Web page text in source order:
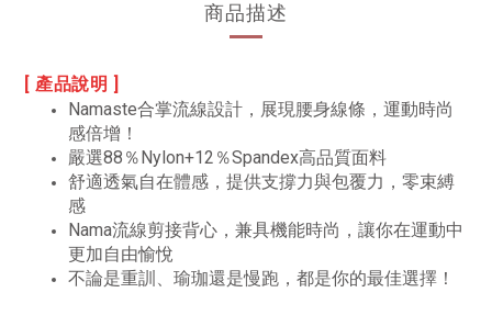
商品描述
[ 產品說明 ]
Namaste合掌流線設計，展現腰身線條，運動時尚
感倍增！
嚴選88％Nylon+12％Spandex高品質面料
舒適透氣自在體感，提供支撐力與包覆力，零束縛
感
Nama流線剪接背心，兼具機能時尚，讓你在運動中
更加自由愉悅
不論是重訓、瑜珈還是慢跑，都是你的最佳選擇！